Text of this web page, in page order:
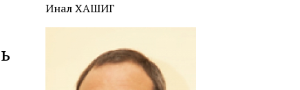
Инал ХАШИГ